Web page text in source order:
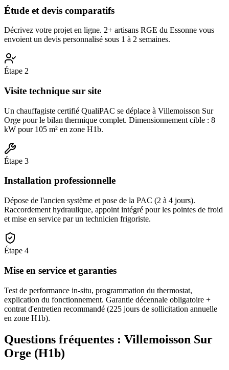
Étude et devis comparatifs
Décrivez votre projet en ligne. 2+ artisans RGE du Essonne vous
envoient un devis personnalisé sous 1 à 2 semaines.
Étape 2
Visite technique sur site
Un chauffagiste certifié QualiPAC se déplace à Villemoisson Sur
Orge pour le bilan thermique complet. Dimensionnement cible : 8
kW pour 105 m² en zone H1b.
Étape 3
Installation professionnelle
Dépose de l'ancien système et pose de la PAC (2 à 4 jours).
Raccordement hydraulique, appoint intégré pour les pointes de froid
et mise en service par un technicien frigoriste.
Étape 4
Mise en service et garanties
Test de performance in-situ, programmation du thermostat,
explication du fonctionnement. Garantie décennale obligatoire +
contrat d'entretien recommandé (225 jours de sollicitation annuelle
en zone H1b).
Questions fréquentes : Villemoisson Sur
Orge (H1b)